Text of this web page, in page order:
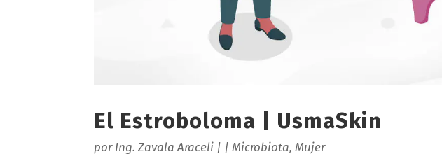
El Estroboloma | UsmaSkin
porIng. Zavala Araceli | |Microbiota,Mujer